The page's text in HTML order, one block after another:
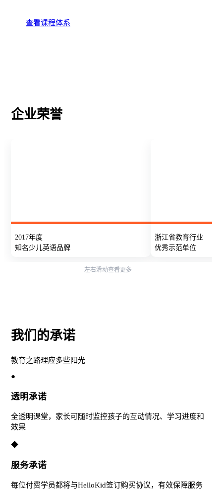
查看课程体系
企业荣誉
我们的承诺
教育之路理应多些阳光
●
透明承诺
全透明课堂，家长可随时监控孩子的互动情况、学习进度和
效果
◆
服务承诺
每位付费学员都将与HelloKid签订购买协议，有效保障服务